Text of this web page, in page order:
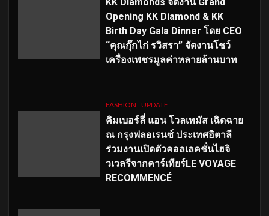
Opening KK Diamond & KK
Birth Day Gala Dinner โดย CEO
“คุณกุ๊กไก่ รวิสรา” จัดงานโชว์
เครื่องเพชรมูลค่าหลายล้านบาท
FASHION UPDATE
คิมเบอร์ลี่ แอน โวลเทมัส เฉิดฉาย
ณ กรุงฟลอเรนซ์ ประเทศอิตาลี
ร่วมงานเปิดตัวคอลเลคชั่นไฮจิ
วเวลรีจากคาร์เทียร์LE VOYAGE
RECOMMENCÉ